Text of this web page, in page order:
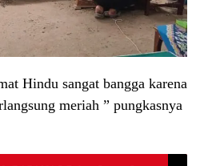
Hindu sangat bangga karena
meriah ” pungkasnya